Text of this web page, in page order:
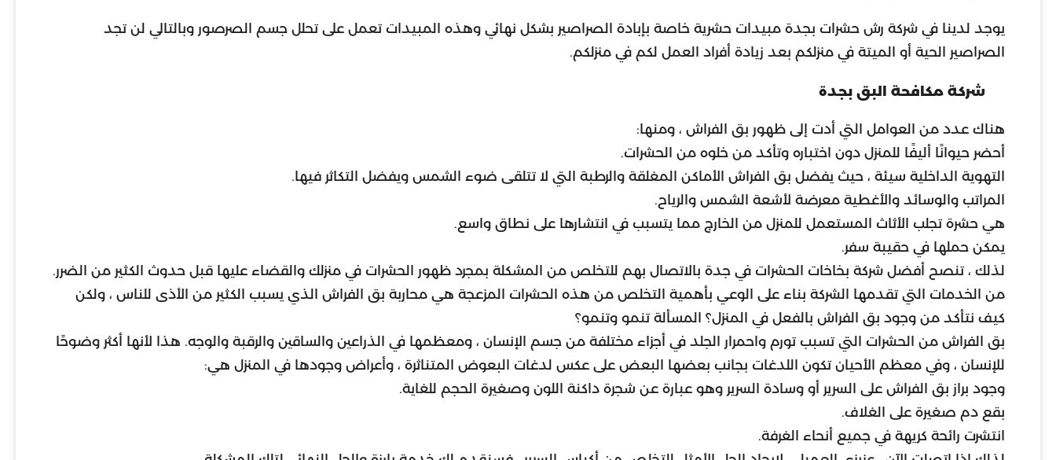
يوجد لدينا في شركة رش حشرات بجدة مبيدات حشرية خاصة بإبادة الصراصير بشكل نهائي وهذه المبيدات تعمل على تحلل جسم الصرصور وبالتالي لن تجد
الصراصير الحية أو الميتة في منزلكم بعد زيادة أفراد العمل لكم في منزلكم.
شركة مكافحة البق بجدة
هناك عدد من العوامل التي أدت إلى ظهور بق الفراش ، ومنها:
أحضر حيوانًا أليفًا للمنزل دون اختباره وتأكد من خلوه من الحشرات.
التهوية الداخلية سيئة ، حيث يفضل بق الفراش الأماكن المغلقة والرطبة التي لا تتلقى ضوء الشمس ويفضل التكاثر فيها.
المراتب والوسائد والأغطية معرضة لأشعة الشمس والرياح.
هي حشرة تجلب الأثاث المستعمل للمنزل من الخارج مما يتسبب في انتشارها على نطاق واسع.
يمكن حملها في حقيبة سفر.
لذلك ، تنصح أفضل شركة بخاخات الحشرات في جدة بالاتصال بهم للتخلص من المشكلة بمجرد ظهور الحشرات في منزلك والقضاء عليها قبل حدوث الكثير من الضرر.
من الخدمات التي تقدمها الشركة بناء على الوعي بأهمية التخلص من هذه الحشرات المزعجة هي محاربة بق الفراش الذي يسبب الكثير من الأذى للناس ، ولكن
كيف نتأكد من وجود بق الفراش بالفعل في المنزل؟ المسألة تنمو وتنمو؟
بق الفراش من الحشرات التي تسبب تورم واحمرار الجلد في أجزاء مختلفة من جسم الإنسان ، ومعظمها في الذراعين والساقين والرقبة والوجه. هذا لأنها أكثر وضوحًا
للإنسان ، وفي معظم الأحيان تكون اللدغات بجانب بعضها البعض على عكس لدغات البعوض المتناثرة ، وأعراض وجودها في المنزل هي:
وجود براز بق الفراش على السرير أو وسادة السرير وهو عبارة عن شجرة داكنة اللون وصغيرة الحجم للغاية.
بقع دم صغيرة على الغلاف.
انتشرت رائحة كريهة في جميع أنحاء الغرفة.